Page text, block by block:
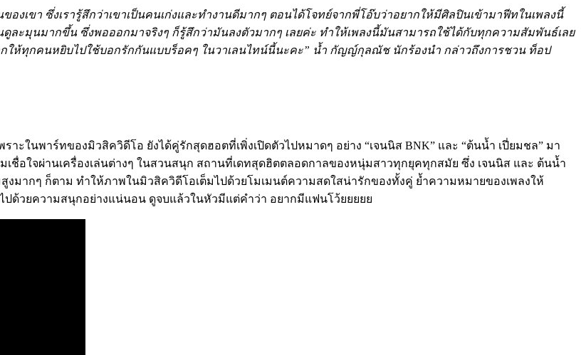
งเขา ซึ่งเรารู้สึกว่าเขาเป็นคนเก่งและทำงานดีมากๆ ตอนได้โจทย์จากพี่โอ๊บว่าอยากให้มีศิลปินเข้ามาฟีทในเพลงนี้
ดูละมุนมากขึ้น ซึ่งพอออกมาจริงๆ ก็รู้สึกว่ามันลงตัวมากๆ เลยค่ะ ทำให้เพลงนี้มันสามารถใช้ได้กับทุกความสัมพันธ์เลย
ให้ทุกคนหยิบไปใช้บอกรักกันแบบร็อคๆ ในวาเลนไทน์นี้นะคะ” น้ำ กัญญ์กุลณัช นักร้องนำ กล่าวถึงการชวน ท็อป
ราะในพาร์ทของมิวสิควิดีโอ ยังได้คู่รักสุดฮอตที่เพิ่งเปิดตัวไปหมาดๆ อย่าง “เจนนิส BNK” และ “ต้นน้ำ เปี่ยมชล” มา
เชื่อใจผ่านเครื่องเล่นต่างๆ ในสวนสนุก สถานที่เดทสุดฮิตตลอดกาลของหนุ่มสาวทุกยุคทุกสมัย ซึ่ง เจนนิส และ ต้นน้ำ
มากๆ ก็ตาม ทำให้ภาพในมิวสิควิดีโอเต็มไปด้วยโมเมนต์ความสดใสน่ารักของทั้งคู่ ย้ำความหมายของเพลงให้
ปด้วยความสนุกอย่างแน่นอน ดูจบแล้วในหัวมีแต่คำว่า อยากมีแฟนโว้ยยยยย